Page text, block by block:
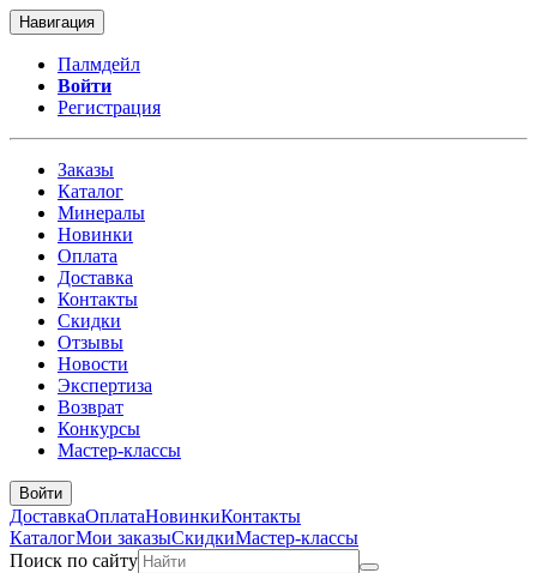
Навигация
Палмдейл
Войти
Регистрация
Заказы
Каталог
Минералы
Новинки
Оплата
Доставка
Контакты
Скидки
Отзывы
Новости
Экспертиза
Возврат
Конкурсы
Мастер-классы
Войти
ДоставкаОплатаНовинкиКонтакты
КаталогМои заказыСкидкиМастер-классы
Поиск по сайту